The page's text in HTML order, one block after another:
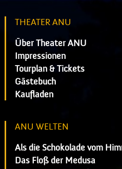
THEATER ANU
Über Theater ANU
Impressionen
Tourplan & Tickets
Gästebuch
Kaufladen
ANU WELTEN
Als die Schokolade vom
Das Floß der Medusa